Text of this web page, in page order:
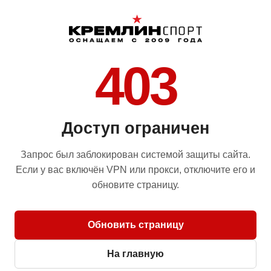
403
Доступ ограничен
Запрос был заблокирован системой защиты сайта.
Если у вас включён VPN или прокси, отключите его и
обновите страницу.
Обновить страницу
На главную